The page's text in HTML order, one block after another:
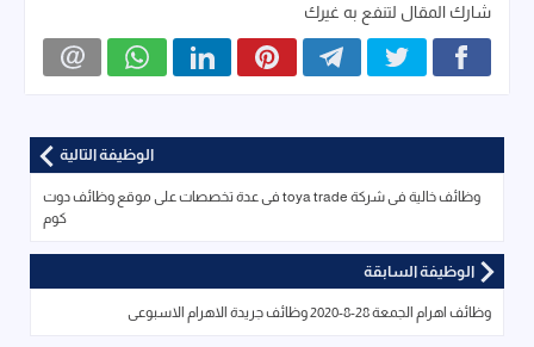
شارك المقال لتنفع به غيرك
الوظيفة التالية
وظائف خالية فى شركة toya trade فى عدة تخصصات على موقع وظائف دوت
كوم
الوظيفة السابقة
وظائف اهرام الجمعة 28-8-2020 وظائف جريدة الاهرام الاسبوعى